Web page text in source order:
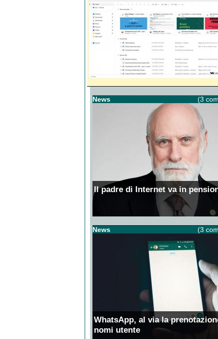
News (3
Il padre di Internet va in
News (3
WhatsApp, al via la
nomi utente